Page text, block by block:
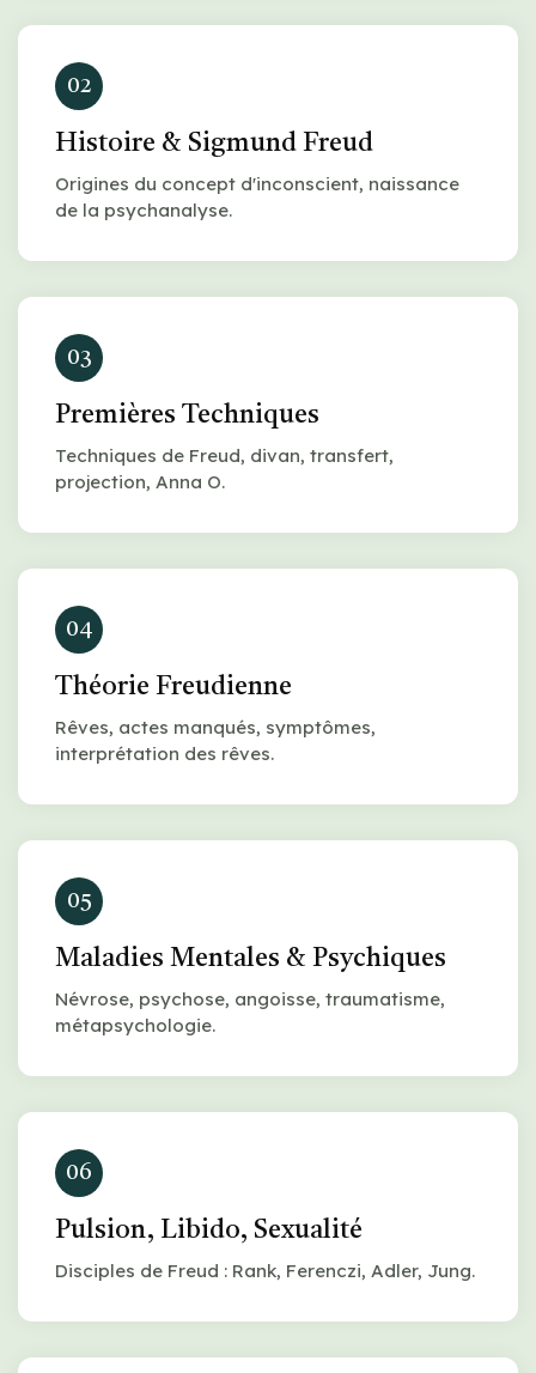
02
Histoire & Sigmund Freud
Origines du concept d'inconscient, naissance
de la psychanalyse.
03
Premières Techniques
Techniques de Freud, divan, transfert,
projection, Anna O.
04
Théorie Freudienne
Rêves, actes manqués, symptômes,
interprétation des rêves.
05
Maladies Mentales & Psychiques
Névrose, psychose, angoisse, traumatisme,
métapsychologie.
06
Pulsion, Libido, Sexualité
Disciples de Freud : Rank, Ferenczi, Adler, Jung.